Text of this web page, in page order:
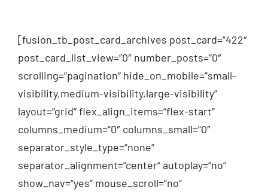
[fusion_tb_post_card_archives post_card=“422″
post_card_list_view=“0″ number_posts=“0″
scrolling=“pagination“ hide_on_mobile=“small-
visibility,medium-visibility,large-visibility“
layout=“grid“ flex_align_items=“flex-start“
columns_medium=“0″ columns_small=“0″
separator_style_type=“none“
separator_alignment=“center“ autoplay=“no“
show_nav=“yes“ mouse_scroll=“no“